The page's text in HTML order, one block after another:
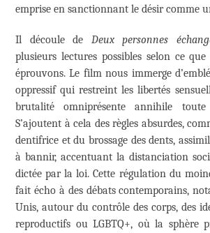
emprise en sanctionnant le désir comme
Il découle de Deux personnes
plusieurs lectures possibles selon ce
éprouvons. Le film nous immerge
oppressif qui restreint les libertés
brutalité omniprésente annihile
S’ajoutent à cela des règles absurdes,
dentifrice et du brossage des dents,
à bannir, accentuant la distanciation
dictée par la loi. Cette régulation du
fait écho à des débats contemporains,
Unis, autour du contrôle des corps, des
reproductifs ou LGBTQ+, où la sphère